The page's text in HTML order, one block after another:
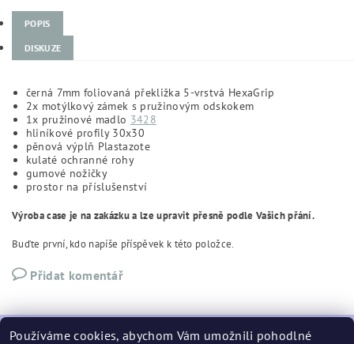
POPIS
DISKUZE
černá 7mm foliovaná překližka 5-vrstvá HexaGrip
2x motýlkový zámek s pružinovým odskokem
1x pružinové madlo 3428
hliníkové profily 30x30
pěnová výplň Plastazote
kulaté ochranné rohy
gumové nožičky
prostor na příslušenství
Výroba case je na zakázku a lze upravit přesně podle Vašich přání.
Buďte první, kdo napíše příspěvek k této položce.
Přidat komentář
Používáme cookies, abychom Vám umožnili pohodlné